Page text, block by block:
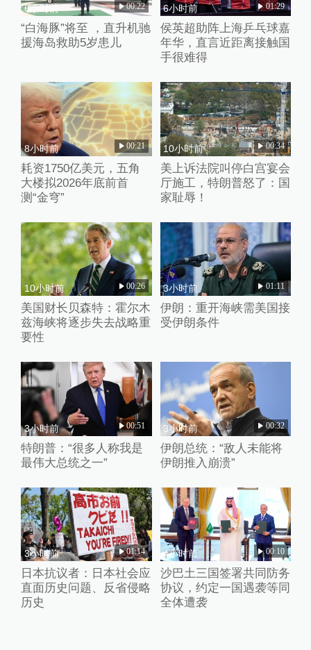
6小时前 00:22
“白海豚”将至 ，直升机驰
援海岛救助5岁患儿
6小时前 01:29
侯英超助阵上海乒乓球嘉
年华，直言近距离接触国
手很难得
8小时前 00:21
耗资1750亿美元，五角
大楼拟2026年底前首
测“金穹”
10小时前 00:34
美上诉法院叫停白宫宴会
厅施工，特朗普怒了：国
家耻辱！
10小时前 00:26
美国财长贝森特：霍尔木
兹海峡将逐步失去战略重
要性
3小时前 01:11
伊朗：重开海峡需美国接
受伊朗条件
3小时前 00:51
特朗普：“很多人称我是
最伟大总统之一”
3小时前 00:32
伊朗总统：“敌人未能将
伊朗推入崩溃”
3小时前 01:14
日本抗议者：日本社会应
直面历史问题、反省侵略
历史
4小时前 00:10
沙巴土三国签署共同防务
协议，约定一国遇袭等同
全体遭袭